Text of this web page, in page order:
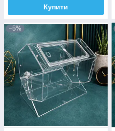
Купити
–5%